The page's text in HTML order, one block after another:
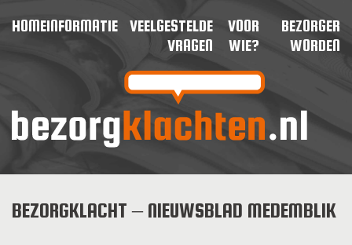
HOMEINFORMATIE
VEELGESTELDE
VRAGEN
VOOR
WIE?
BEZORGER
WORDEN
BEZORGKLACHT – NIEUWSBLAD MEDEMBLIK